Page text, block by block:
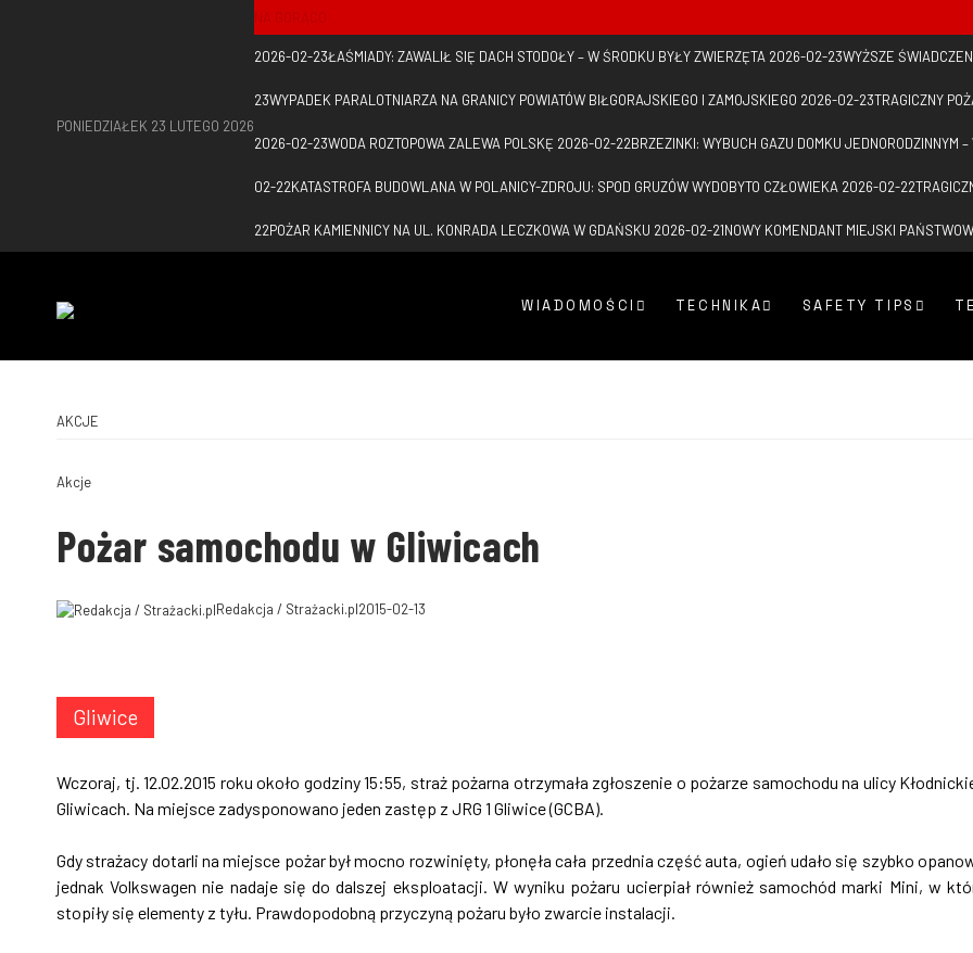
PONIEDZIAŁEK 23 LUTEGO 2026
NA GORĄCO
2026-02-23ŁAŚMIADY: ZAWALIŁ SIĘ DACH STODOŁY – W ŚRODKU BYŁY ZWIERZĘTA 2026-02-23WYŻSZE
23WYPADEK PARALOTNIARZA NA GRANICY POWIATÓW BIŁGORAJSKIEGO I ZAMOJSKIEGO 2026-02-23TRAGICZNY
2026-02-23WODA ROZTOPOWA ZALEWA POLSKĘ 2026-02-22BRZEZINKI: WYBUCH GAZU DOMKU JEDNORODZINNYM
02-22KATASTROFA BUDOWLANA W POLANICY-ZDROJU: SPOD GRUZÓW WYDOBYTO CZŁOWIEKA 2026-02-22
22POŻAR KAMIENNICY NA UL. KONRADA LECZKOWA W GDAŃSKU 2026-02-21NOWY KOMENDANT MIEJSKI
WIADOMOŚCI TECHNIKA SAFETY TIPS
AKCJE
Akcje
Pożar samochodu w Gliwicach
Redakcja / Strażacki.pl2015-02-13
Gliwice
Wczoraj, tj. 12.02.2015 roku około godziny 15:55, straż pożarna otrzymała zgłoszenie o pożarze samochodu na ulicy
Gliwicach. Na miejsce zadysponowano jeden zastęp z JRG 1 Gliwice (GCBA).
Gdy strażacy dotarli na miejsce pożar był mocno rozwinięty, płonęła cała przednia część auta, ogień udało się szybko
jednak Volkswagen nie nadaje się do dalszej eksploatacji. W wyniku pożaru ucierpiał również samochód marki Mini, w
stopiły się elementy z tyłu. Prawdopodobną przyczyną pożaru było zwarcie instalacji.